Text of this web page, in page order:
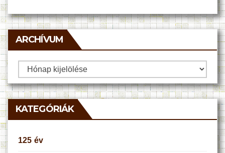
ARCHÍVUM
Archívum
KATEGÓRIÁK
125 év